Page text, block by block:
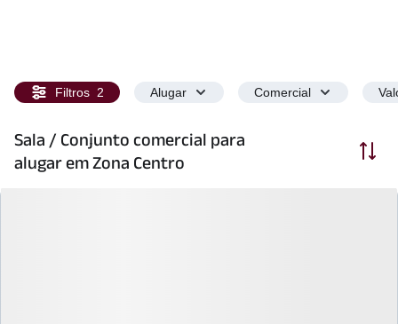
Filtros 2 Alugar Comercial
Sala / Conjunto comercial para
alugar em Zona Centro
Ordenar